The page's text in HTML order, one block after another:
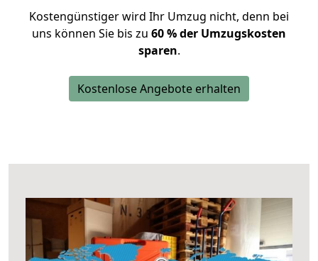
Kostengünstiger wird Ihr Umzug nicht, denn bei
uns können Sie bis zu 60 % der Umzugskosten
sparen.
Kostenlose Angebote erhalten